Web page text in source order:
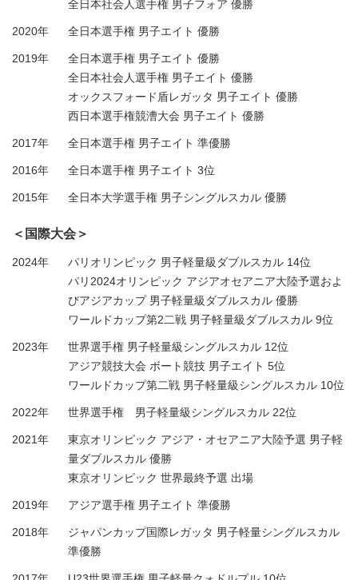
全日本社会人選手権 男子フォア 優勝
2020年 全日本選手権 男子エイト 優勝
2019年
全日本選手権 男子エイト 優勝
全日本社会人選手権 男子エイト 優勝
オックスフォード盾レガッタ 男子エイト 優勝
西日本選手権競漕大会 男子エイト 優勝
2017年 全日本選手権 男子エイト 準優勝
2016年 全日本選手権 男子エイト 3位
2015年 全日本大学選手権 男子シングルスカル 優勝
＜国際大会＞
2024年
パリオリンピック 男子軽量級ダブルスカル 14位
パリ2024オリンピック アジアオセアニア大陸予選およ
びアジアカップ 男子軽量級ダブルスカル 優勝
ワールドカップ第2二戦 男子軽量級ダブルスカル 9位
2023年
世界選手権 男子軽量級シングルスカル 12位
アジア競技大会 ボート競技 男子エイト 5位
ワールドカップ第二戦 男子軽量級シングルスカル 10位
2022年 世界選手権 男子軽量級シングルスカル 22位
2021年
東京オリンピック アジア・オセアニア大陸予選 男子軽
量ダブルスカル 優勝
東京オリンピック 世界最終予選 出場
2019年 アジア選手権 男子エイト 準優勝
2018年
ジャパンカップ国際レガッタ 男子軽量シングルスカル
準優勝